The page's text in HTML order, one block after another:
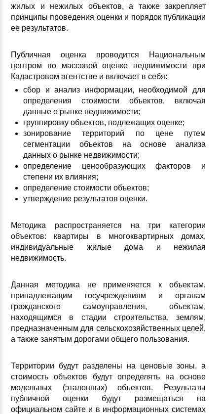
жилых и нежилых объектов, а также закрепляет
принципы проведения оценки и порядок публикации
ее результатов.
Публичная оценка проводится Национальным
центром по массовой оценке недвижимости при
Кадастровом агентстве и включает в себя:
сбор и анализ информации, необходимой для
определения стоимости объектов, включая
данные о рынке недвижимости;
группировку объектов, подлежащих оценке;
зонирование территорий по цене путем
сегментации объектов на основе анализа
данных о рынке недвижимости;
определение ценообразующих факторов и
степени их влияния;
определение стоимости объектов;
утверждение результатов оценки.
Методика распространяется на три категории
объектов: квартиры в многоквартирных домах,
индивидуальные жилые дома и нежилая
недвижимость.
Данная методика не применяется к объектам,
принадлежащим госучреждениям и органам
гражданского самоуправления, объектам,
находящимся в стадии строительства, землям,
предназначенным для сельскохозяйственных целей,
а также занятым дорогами общего пользования.
Территории будут разделены на ценовые зоны, а
стоимость объектов будут определять на основе
модельных (эталонных) объектов. Результаты
публичной оценки будут размещаться на
официальном сайте и в информационных системах